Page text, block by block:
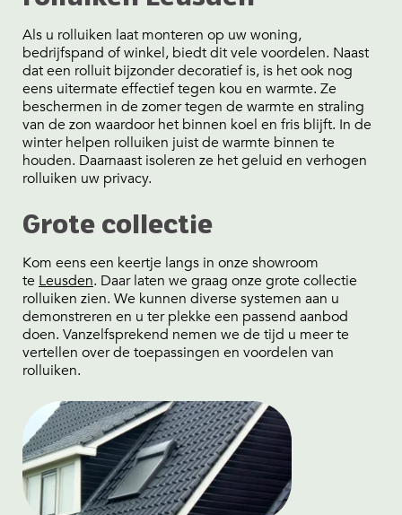
Als u rolluiken laat monteren op uw woning,
bedrijfspand of winkel, biedt dit vele voordelen. Naast
dat een rolluit bijzonder decoratief is, is het ook nog
eens uitermate effectief tegen kou en warmte. Ze
beschermen in de zomer tegen de warmte en straling
van de zon waardoor het binnen koel en fris blijft. In de
winter helpen rolluiken juist de warmte binnen te
houden. Daarnaast isoleren ze het geluid en verhogen
rolluiken uw privacy.
Grote collectie
Kom eens een keertje langs in onze showroom
te Leusden. Daar laten we graag onze grote collectie
rolluiken zien. We kunnen diverse systemen aan u
demonstreren en u ter plekke een passend aanbod
doen. Vanzelfsprekend nemen we de tijd u meer te
vertellen over de toepassingen en voordelen van
rolluiken.